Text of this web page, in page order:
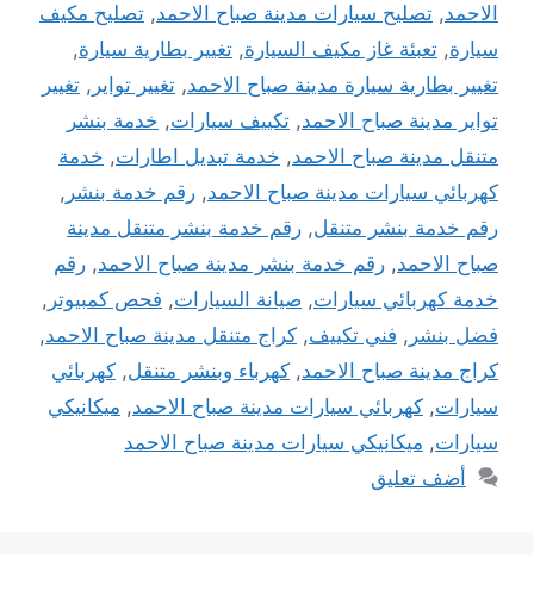
الاحمد, تصليح سيارات مدينة صباح الاحمد, تصليح مكيف
سيارة, تعبئة غاز مكيف السيارة, تغيير بطارية سيارة,
تغيير بطارية سيارة مدينة صباح الاحمد, تغيير تواير , تغيير
تواير مدينة صباح الاحمد, تكييف سيارات, خدمة بنشر
متنقل مدينة صباح الاحمد, خدمة تبديل اطارات, خدمة
كهربائي سيارات مدينة صباح الاحمد, رقم خدمة بنشر ,
رقم خدمة بنشر متنقل, رقم خدمة بنشر متنقل مدينة
صباح الاحمد, رقم خدمة بنشر مدينة صباح الاحمد, رقم
خدمة كهربائي سيارات, صيانة السيارات, فحص كمبيوتر ,
فضل بنشر , فني تكييف, كراج متنقل مدينة صباح الاحمد,
كراج مدينة صباح الاحمد, كهرباء وبنشر متنقل, كهربائي
سيارات, كهربائي سيارات مدينة صباح الاحمد, ميكانيكي
سيارات, ميكانيكي سيارات مدينة صباح الاحمد
أضف تعليق